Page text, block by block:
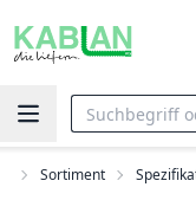
Sortiment